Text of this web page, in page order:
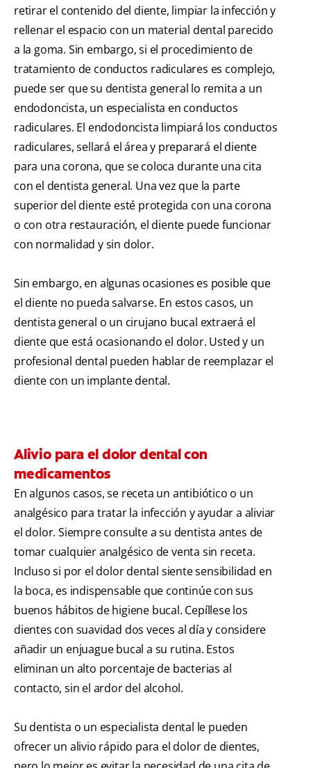
retirar el contenido del diente, limpiar la infección y
rellenar el espacio con un material dental parecido
a la goma. Sin embargo, si el procedimiento de
tratamiento de conductos radiculares es complejo,
puede ser que su dentista general lo remita a un
endodoncista, un especialista en conductos
radiculares. El endodoncista limpiará los conductos
radiculares, sellará el área y preparará el diente
para una corona, que se coloca durante una cita
con el dentista general. Una vez que la parte
superior del diente esté protegida con una corona
o con otra restauración, el diente puede funcionar
con normalidad y sin dolor.
Sin embargo, en algunas ocasiones es posible que
el diente no pueda salvarse. En estos casos, un
dentista general o un cirujano bucal extraerá el
diente que está ocasionando el dolor. Usted y un
profesional dental pueden hablar de reemplazar el
diente con un implante dental.
Alivio para el dolor dental con
medicamentos
En algunos casos, se receta un antibiótico o un
analgésico para tratar la infección y ayudar a aliviar
el dolor. Siempre consulte a su dentista antes de
tomar cualquier analgésico de venta sin receta.
Incluso si por el dolor dental siente sensibilidad en
la boca, es indispensable que continúe con sus
buenos hábitos de higiene bucal. Cepíllese los
dientes con suavidad dos veces al día y considere
añadir un enjuague bucal a su rutina. Estos
eliminan un alto porcentaje de bacterias al
contacto, sin el ardor del alcohol.
Su dentista o un especialista dental le pueden
ofrecer un alivio rápido para el dolor de dientes,